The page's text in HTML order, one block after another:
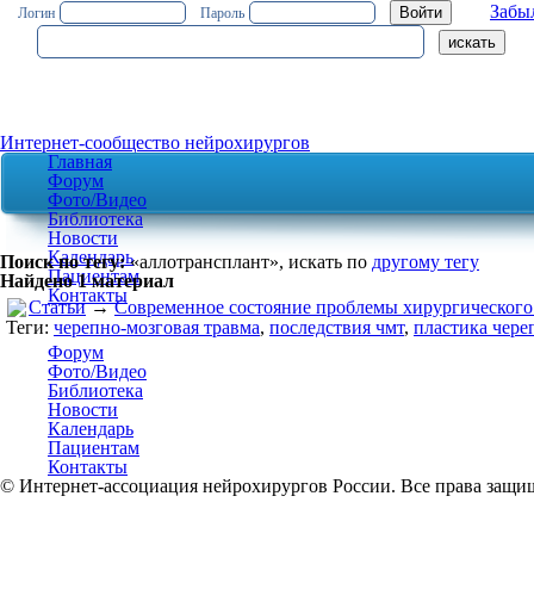
Логин Пароль
Интернет-сообщество нейрохирургов
Главная
Форум
Фото/Видео
Библиотека
Новости
Календарь
Пациентам
Контакты
Поиск по тегу:«аллотрансплант», искать по другому тегу
Найдено 1 материал
Статьи→Современное состояние проблемы
Теги: черепно-мозговая травма, последствия чмт, пластика
Форум
Фото/Видео
Библиотека
Новости
Календарь
Пациентам
Контакты
© Интернет-ассоциация нейрохирургов России. Все права